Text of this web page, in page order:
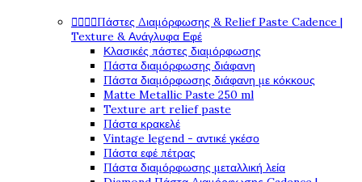
Πάστες Διαμόρφωσης & Relief Paste Cadence |
Texture & Ανάγλυφα Εφέ
Κλασικές πάστες διαμόρφωσης
Πάστα διαμόρφωσης διάφανη
Πάστα διαμόρφωσης διάφανη με κόκκους
Matte Metallic Paste 250 ml
Texture art relief paste
Πάστα κρακελέ
Vintage legend - αντικέ γκέσο
Πάστα εφέ πέτρας
Πάστα διαμόρφωσης μεταλλική λεία